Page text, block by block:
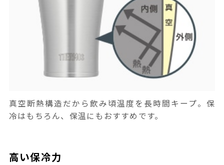
真空断熱構造だから飲み頃温度を長時間キープ。保
冷はもちろん、保温にもおすすめです。
高い保冷力